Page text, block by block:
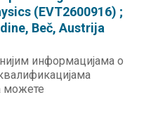
(EVT2600916) ;
Beč, Austrija
информацијама о
можете